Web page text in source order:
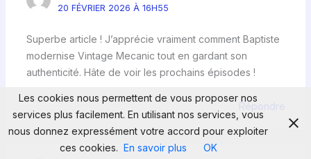
20 FÉVRIER 2026 À 16H55
Superbe article ! J’apprécie vraiment comment Baptiste
modernise Vintage Mecanic tout en gardant son
authenticité. Hâte de voir les prochains épisodes !
Les cookies nous permettent de vous proposer nos
services plus facilement. En utilisant nos services, vous
nous donnez expressément votre accord pour exploiter
ces cookies. En savoir plus OK